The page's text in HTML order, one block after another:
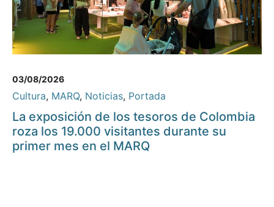
03/08/2026
Cultura, MARQ, Noticias, Portada
La exposición de los tesoros de Colombia
roza los 19.000 visitantes durante su
primer mes en el MARQ